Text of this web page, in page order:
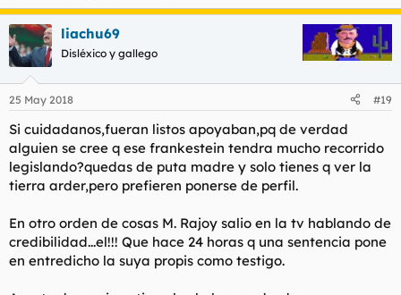
liachu69
Disléxico y gallego
25 May 2018 #19
Si cuidadanos,fueran listos apoyaban,pq de verdad
alguien se cree q ese frankestein tendra mucho recorrido
legislando?quedas de puta madre y solo tienes q ver la
tierra arder,pero prefieren ponerse de perfil.
En otro orden de cosas M. Rajoy salio en la tv hablando de
credibilidad...el!!! Que hace 24 horas q una sentencia pone
en entredicho la suya propis como testigo.